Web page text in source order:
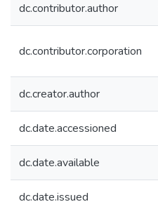
dc.contributor.author
dc.contributor.corporation
dc.creator.author
dc.date.accessioned
dc.date.available
dc.date.issued